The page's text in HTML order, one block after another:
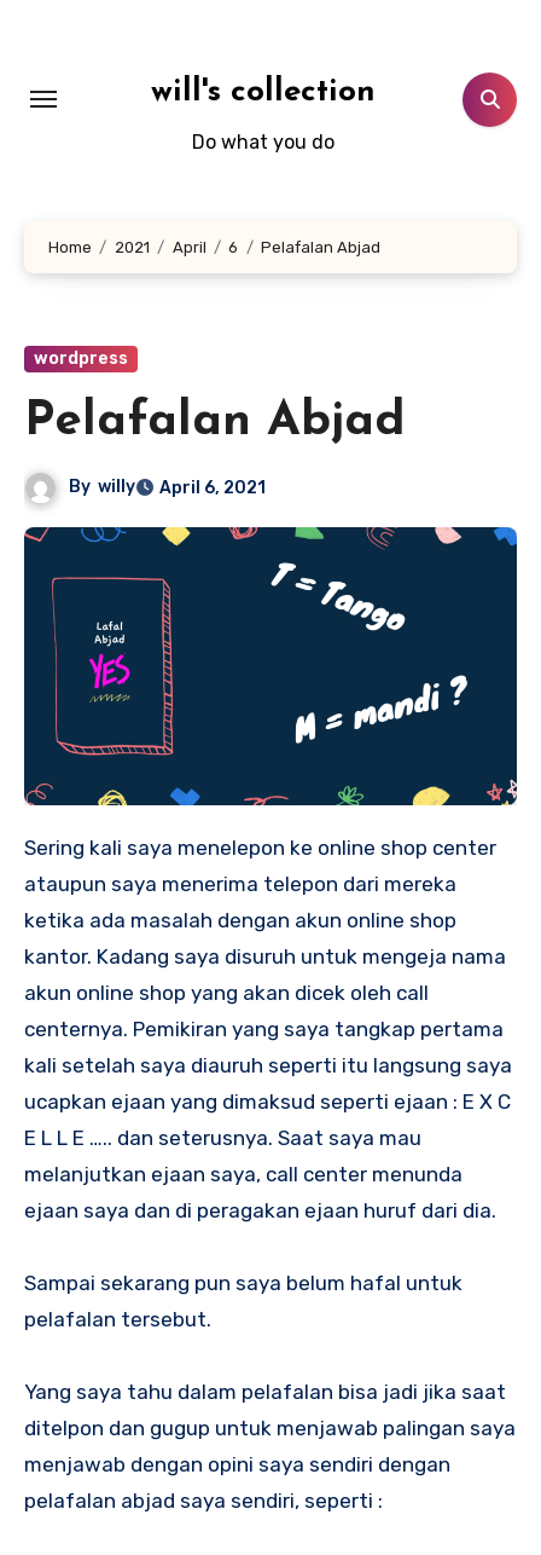
will's collection
Do what you do
Home 2021 April 6 Pelafalan Abjad
wordpress
Pelafalan Abjad
By willy April 6, 2021
Sering kali saya menelepon ke online shop center
ataupun saya menerima telepon dari mereka
ketika ada masalah dengan akun online shop
kantor. Kadang saya disuruh untuk mengeja nama
akun online shop yang akan dicek oleh call
centernya. Pemikiran yang saya tangkap pertama
kali setelah saya diauruh seperti itu langsung saya
ucapkan ejaan yang dimaksud seperti ejaan : E X C
E L L E ….. dan seterusnya. Saat saya mau
melanjutkan ejaan saya, call center menunda
ejaan saya dan di peragakan ejaan huruf dari dia.
Sampai sekarang pun saya belum hafal untuk
pelafalan tersebut.
Yang saya tahu dalam pelafalan bisa jadi jika saat
ditelpon dan gugup untuk menjawab palingan saya
menjawab dengan opini saya sendiri dengan
pelafalan abjad saya sendiri, seperti :